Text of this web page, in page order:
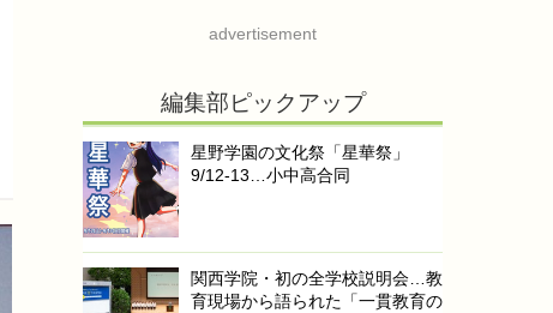
advertisement
編集部ピックアップ
星野学園の文化祭「星華祭」
9/12-13…小中高合同
関西学院・初の全学校説明会…教
育現場から語られた「一貫教育の